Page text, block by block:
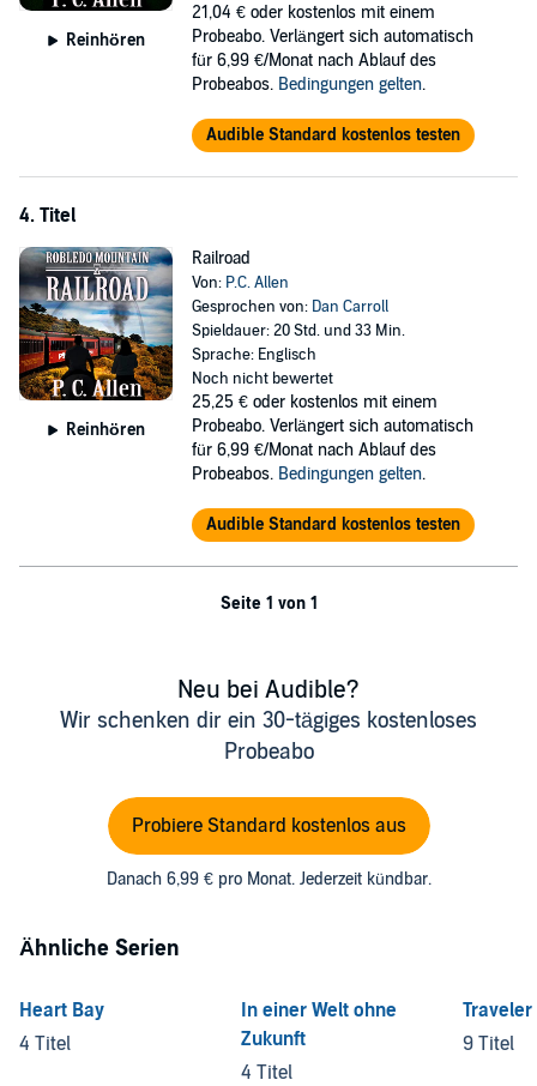
Reinhören
21,04 € oder kostenlos mit einem
Probeabo. Verlängert sich automatisch
für 6,99 €/Monat nach Ablauf des
Probeabos. Bedingungen gelten.
Audible Standard kostenlos testen
4. Titel
Reinhören
Railroad
Von: P.C. Allen
Gesprochen von: Dan Carroll
Spieldauer: 20 Std. und 33 Min.
Sprache: Englisch
Noch nicht bewertet
25,25 € oder kostenlos mit einem
Probeabo. Verlängert sich automatisch
für 6,99 €/Monat nach Ablauf des
Probeabos. Bedingungen gelten.
Audible Standard kostenlos testen
Seite 1 von 1
Neu bei Audible?
Wir schenken dir ein 30-tägiges kostenloses
Probeabo
Probiere Standard kostenlos aus
Danach 6,99 € pro Monat. Jederzeit kündbar.
Ähnliche Serien
Heart Bay
4 Titel
In einer Welt ohne
Zukunft
4 Titel
Traveler
9 Titel